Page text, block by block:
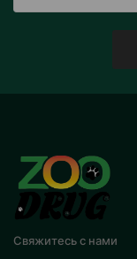
Свяжитесь с нами